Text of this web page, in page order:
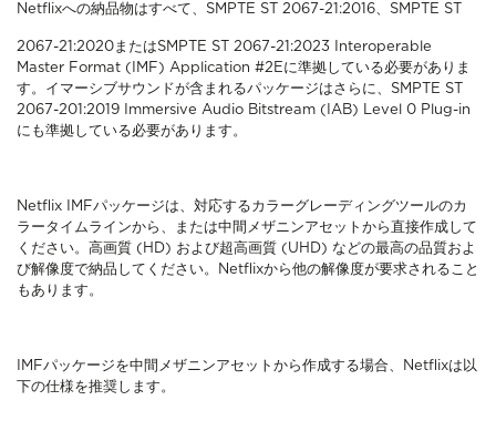
Netflixへの納品物はすべて、SMPTE ST 2067-21:2016、SMPTE ST
2067-21:2020またはSMPTE ST 2067-21:2023 Interoperable
Master Format (IMF) Application #2Eに準拠している必要がありま
す。イマーシブサウンドが含まれるパッケージはさらに、SMPTE ST
2067-201:2019 Immersive Audio Bitstream (IAB) Level 0 Plug-in
にも準拠している必要があります。
Netflix IMFパッケージは、対応するカラーグレーディングツールのカ
ラータイムラインから、または中間メザニンアセットから直接作成して
ください。高画質 (HD) および超高画質 (UHD) などの最高の品質およ
び解像度で納品してください。Netflixから他の解像度が要求されること
もあります。
IMFパッケージを中間メザニンアセットから作成する場合、Netflixは以
下の仕様を推奨します。